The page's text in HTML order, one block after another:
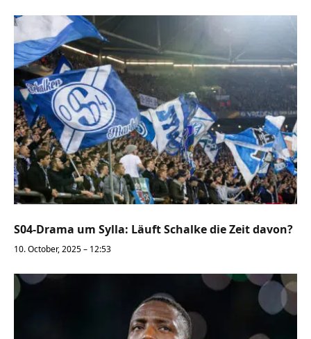
S04-Drama um Sylla: Läuft Schalke die Zeit davon?
10. October, 2025 – 12:53